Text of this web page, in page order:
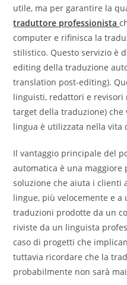
utile, ma per garantire la
traduttore professionista
computer e rifinisca la
stilistico. Questo servizio è
editing della traduzione
translation post-editing).
linguisti, redattori e
target della traduzione) che
lingua è utilizzata nella vita
Il vantaggio principale del
automatica è una
soluzione che aiuta i clienti
lingue, più velocemente e a
traduzioni prodotte da un
riviste da un linguista
caso di progetti che
tuttavia ricordare che la
probabilmente non sarà